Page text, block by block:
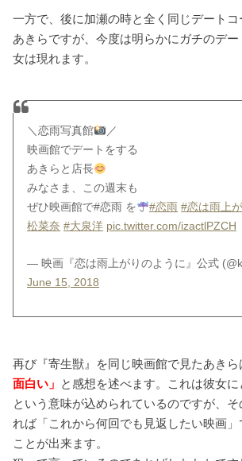
一方で、後に加瀬の時と全く同じデートコ
あきらですが、今度は明らかにガチのデ
女は現れます。
＼恋雨写真館
／
映画館でデートをする
あきらと店長
みなさま、この週末も
ぜひ映画館で#恋雨 を
#恋雨 #恋は雨上
松菜奈 #大泉洋 pic.twitter.com/izactlPZCH
— 映画『恋は雨上がりのように』公式
June 15, 2018
再び『寄生獣』を同じ映画館で見たあきら
面白い」 と感想を述べます。これは彼女
という意味が込められているのですが、
れば「これから何回でも見返したい映画
ことが出来ます。